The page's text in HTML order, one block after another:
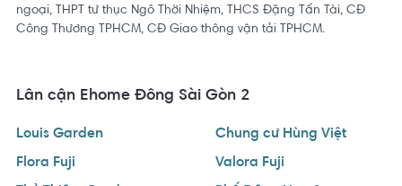
ngoại, THPT tư thục Ngô Thời Nhiệm, THCS Đặng Tấn Tài, CĐ
Công Thương TPHCM, CĐ Giao thông vận tải TPHCM.
Lân cận Ehome Đông Sài Gòn 2
Louis Garden
Chung cư Hùng Việt
Flora Fuji
Valora Fuji